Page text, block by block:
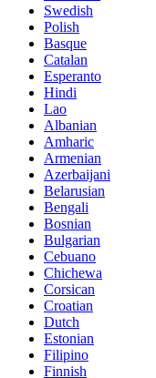
Swedish
Polish
Basque
Catalan
Esperanto
Hindi
Lao
Albanian
Amharic
Armenian
Azerbaijani
Belarusian
Bengali
Bosnian
Bulgarian
Cebuano
Chichewa
Corsican
Croatian
Dutch
Estonian
Filipino
Finnish